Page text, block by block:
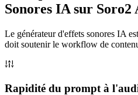
Sonores IA sur Soro2
Le générateur d'effets sonores IA
doit soutenir le workflow de
Rapidité du prompt à